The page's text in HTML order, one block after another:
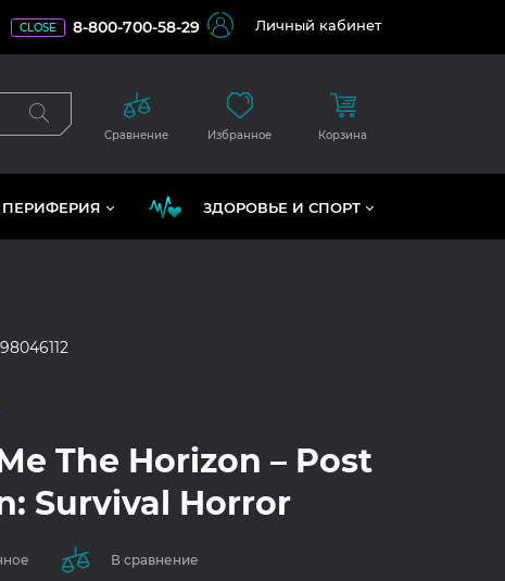
CLOSE 8-800-700-58-29 Личный кабинет
Сравнение Избранное Корзина
ЗДОРОВЬЕ И СПОРТ
The Horizon – Post
Survival Horror
В сравнение